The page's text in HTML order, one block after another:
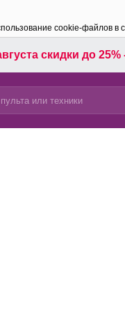
cookie-файлов в
скидки до